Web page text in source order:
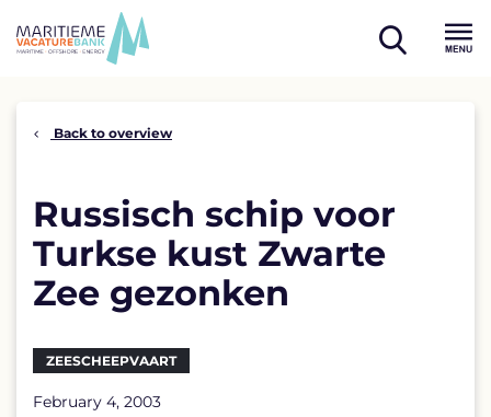
open
Back to overview
Russisch schip voor
Turkse kust Zwarte
Zee gezonken
ZEESCHEEPVAART
February 4, 2003